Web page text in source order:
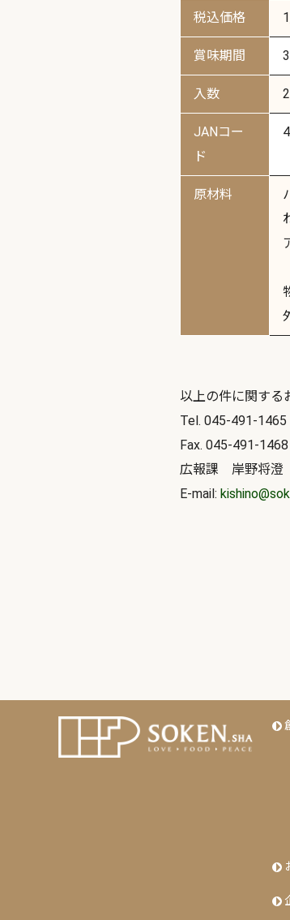
税込価格
賞味期間
入数
JANコー
ド
原材料
以上の件に関する
Tel. 045-491-1465
Fax. 045-491-1468
広報課 岸野将澄
E-mail: